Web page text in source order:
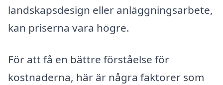
landskapsdesign eller anläggningsarbete,
kan priserna vara högre.
För att få en bättre förståelse för
kostnaderna, här är några faktorer som